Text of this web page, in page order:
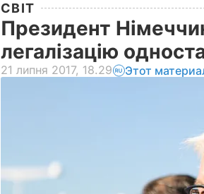
СВІТ
Президент
легалізацію
21 липня 2017, 18.29 Этот